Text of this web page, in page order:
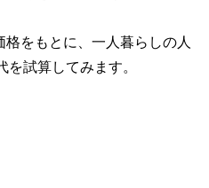
をもとに、一人暮らしの人
試算してみます。